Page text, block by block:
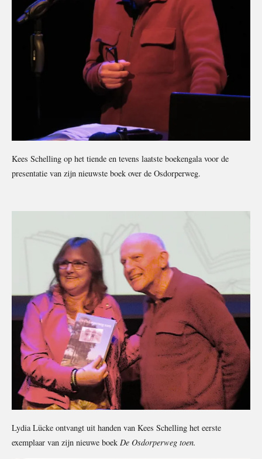
Kees Schelling op het tiende en tevens laatste boekengala voor de
presentatie van zijn nieuwste boek over de Osdorperweg.
Lydia Lücke ontvangt uit handen van Kees Schelling het eerste
exemplaar van zijn nieuwe boek De Osdorperweg toen.